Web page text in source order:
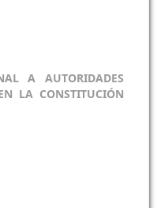
A AUTORIDADES
LA CONSTITUCIÓN